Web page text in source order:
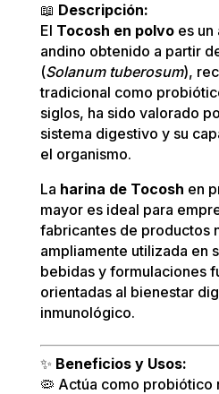
al
por
Mayor
cantidad
📖 Descripción:
El Tocosh en polvoes un
andino obtenido a partir
(Solanum tuberosum),
tradicional como
siglos, ha sido valorado
sistema digestivo y su
el organismo.
La harina de Tocosh en
mayor es ideal para
fabricantes de productos
ampliamente utilizada en
bebidas y formulaciones
orientadas al bienestar
inmunológico.
✨ Beneficios y Usos:
🦠 Actúa como probiótico